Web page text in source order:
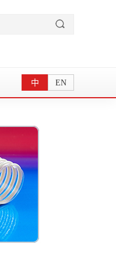
中 EN